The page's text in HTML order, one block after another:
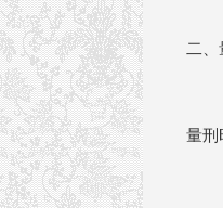
二
量刑